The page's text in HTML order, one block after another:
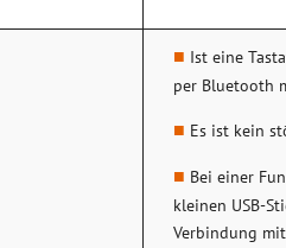
Ist eine
per Bluetooth
Es ist kein
Bei einer
kleinen USB-
Verbindung